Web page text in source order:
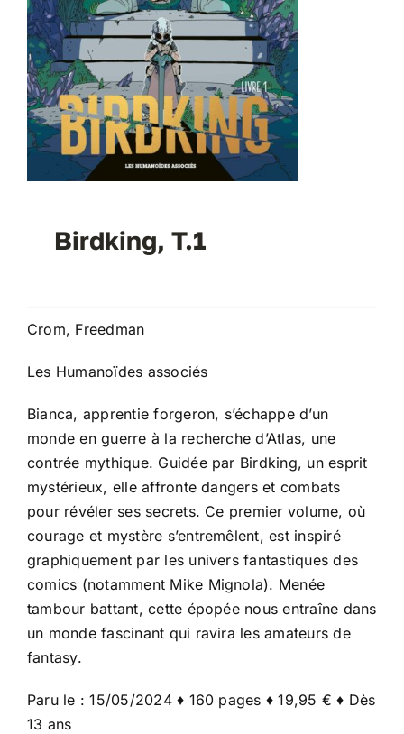
Birdking, T.1
Crom, Freedman
Les Humanoïdes associés
Bianca, apprentie forgeron, s’échappe d’un
monde en guerre à la recherche d’Atlas, une
contrée mythique. Guidée par Birdking, un esprit
mystérieux, elle affronte dangers et combats
pour révéler ses secrets. Ce premier volume, où
courage et mystère s’entremêlent, est inspiré
graphiquement par les univers fantastiques des
comics (notamment Mike Mignola). Menée
tambour battant, cette épopée nous entraîne dans
un monde fascinant qui ravira les amateurs de
fantasy.
Paru le : 15/05/2024 ♦ 160 pages ♦ 19,95 € ♦ Dès
13 ans